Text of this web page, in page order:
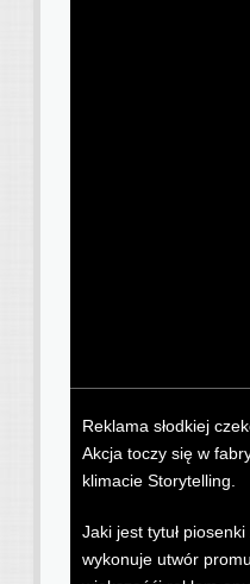
Reklama słodkiej
Akcja toczy się w
klimacie Storytelling.
Jaki jest tytuł
wykonuje utwór